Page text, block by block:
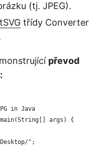
(tj. JPEG).
třídy Converter
převod
in Java
args) {
";